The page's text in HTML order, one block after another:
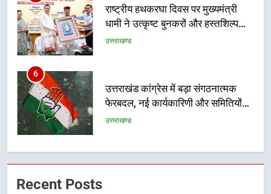
राष्ट्रीय हथकरघा दिवस पर मुख्यमंत्री
धामी ने उत्कृष्ट बुनकरों और हस्तशिल्प
कारीगरों को किया सम्मानित
उत्तराखण्ड
6
उत्तराखंड कांग्रेस में बड़ा संगठनात्मक
फेरबदल, नई कार्यकारिणी और समितियों
का गठन
उत्तराखण्ड
7
मुख्यमंत्री धामी बोले- युवाओं को रोजगार
Recent Posts